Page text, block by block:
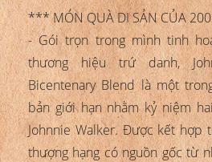
*** MÓN QUÀ DI SẢN CỦA
- Gói trọn trong mình tinh
thương hiệu trứ danh,
Bicentenary Blend là một
bản giới hạn nhằm kỷ niệm
Johnnie Walker. Được kết hợp
thượng hạng có nguồn gốc từ